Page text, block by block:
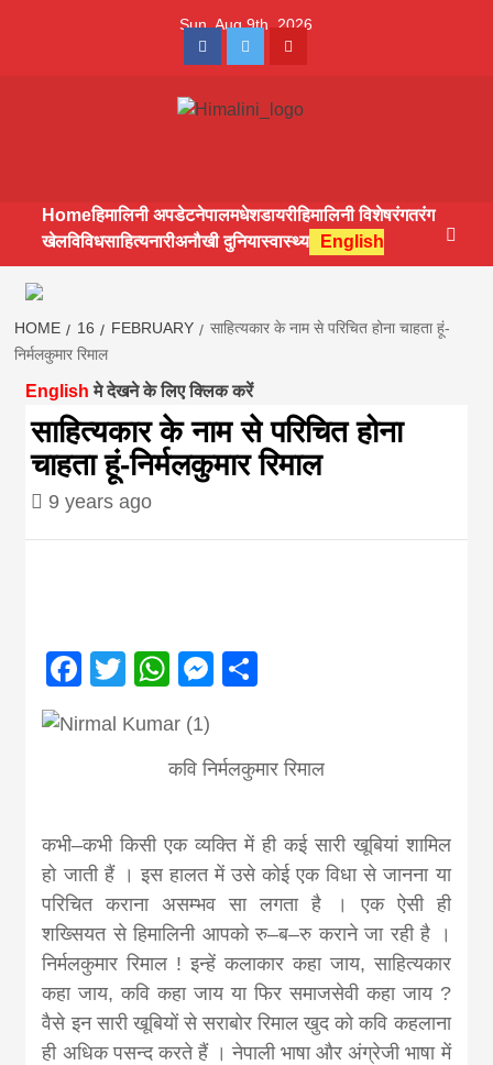
Sun. Aug 9th, 2026
FacebookTwitterYoutube
hindi
||madhesh
first hindi
magazine of
Nepal brings
from
news,
khabar
Homeहिमालिनी अपडेटनेपालमधेशडायरीहिमालिनी विशेषरंगतरंग
खेलविविधसाहित्यनारीअनौखी दुनियास्वास्थ्य English
HOME 16 FEBRUARY
साहित्यकार के नाम से परिचित होना चाहता हूं-
निर्मलकुमार रिमाल
English मे देखने के लिए क्लिक करें
साहित्यकार के नाम से परिचित होना
चाहता हूं-निर्मलकुमार रिमाल
9 years ago
Facebook
TwitterWhatsApp
Messenger
कवि निर्मलकुमार रिमाल
कभी–कभी किसी एक व्यक्ति में ही कई सारी खूबियां शामिल
हो जाती हैं । इस हालत में उसे कोई एक विधा से जानना या
परिचित कराना असम्भव सा लगता है । एक ऐसी ही
शख्सियत से हिमालिनी आपको रु–ब–रु कराने जा रही है ।
निर्मलकुमार रिमाल ! इन्हें कलाकार कहा जाय, साहित्यकार
कहा जाय, कवि कहा जाय या फिर समाजसेवी कहा जाय ?
वैसे इन सारी खूबियों से सराबोर रिमाल खुद को कवि कहलाना
ही अधिक पसन्द करते हैं । नेपाली भाषा और अंग्रेजी भाषा में